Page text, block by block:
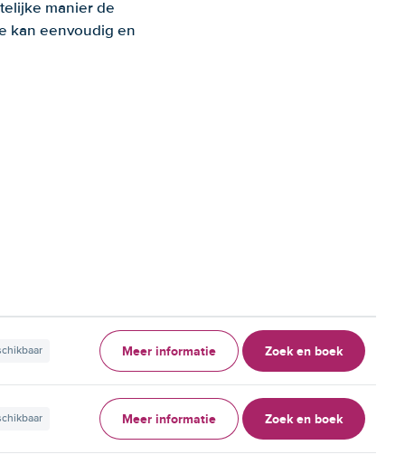
manier de
kan eenvoudig en
Meer informatie Zoek en boek
Meer informatie Zoek en boek